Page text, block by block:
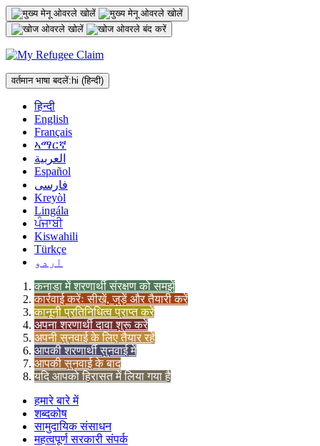
अंतर्वस्तु
पर
जाएं
वर्तमान भाषा बदलें: hi (हिन्दी)
हिन्दी
English
Français
ኣማርኛ
العربية
Español
فارسی
Kreyòl
Lingála
ਪੰਜਾਬੀ
Kiswahili
Türkçe
اردو
कनाडा में शरणार्थी संरक्षण को समझें
कार्रवाई करेंः सीखें, जुड़ें और तैयारी करें
कानूनी प्रतिनिधित्व प्राप्त करें
अपना शरणार्थी दावा शुरू करें
अपनी सुनवाई के लिए तैयार रहें
आपकी शरणार्थी सुनवाई में
आपकी सुनवाई के बाद
यदि आपको हिरासत में लिया गया है
हमारे बारे में
शब्दकोष
सामुदायिक संसाधन
महत्वपूर्ण सरकारी संपर्क